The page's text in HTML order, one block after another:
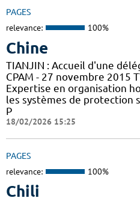
PAGES
relevance: 100%
Chine
TIANJIN : Accueil d'une
CPAM - 27 novembre 2015
Expertise en organisation
les systèmes de protection
P
18/02/2026 15:25
PAGES
relevance: 100%
Chili